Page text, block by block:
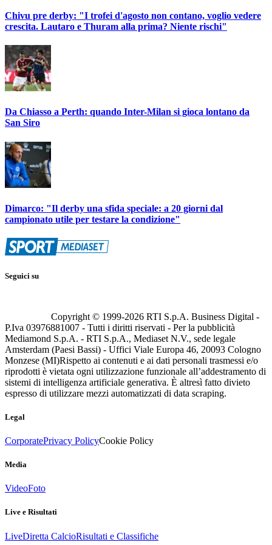
Chivu pre derby: "I trofei d'agosto non contano, voglio vedere
crescita. Lautaro e Thuram alla prima? Niente rischi"
Da Chiasso a Perth: quando Inter-Milan si gioca lontano da
San Siro
Dimarco: "Il derby una sfida speciale: a 20 giorni dal
campionato utile per testare la condizione"
Seguici su
Copyright © 1999-2026 RTI S.p.A. Business Digital -
P.Iva 03976881007 - Tutti i diritti riservati - Per la pubblicità
Mediamond S.p.A. - RTI S.p.A., Mediaset N.V., sede legale
Amsterdam (Paesi Bassi) - Uffici Viale Europa 46, 20093 Cologno
Monzese (MI)Rispetto ai contenuti e ai dati personali trasmessi e/o
riprodotti è vietata ogni utilizzazione funzionale all’addestramento di
sistemi di intelligenza artificiale generativa. È altresì fatto divieto
espresso di utilizzare mezzi automatizzati di data scraping.
Legal
CorporatePrivacy PolicyCookie Policy
Media
VideoFoto
Live e Risultati
LiveDiretta CalcioRisultati e Classifiche